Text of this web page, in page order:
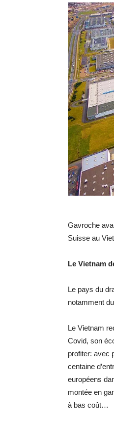
Gavroche
Suisse au
Le Vietnam
Le pays du
notamment
Le Vietnam
Covid, son
profiter: avec
centaine
européens
montée en
à bas coût…